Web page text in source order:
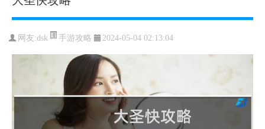
网友:dsk 手游攻略 2024-05-04 02:13:04